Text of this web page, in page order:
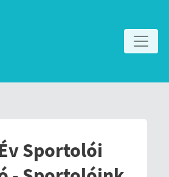
Sportolói